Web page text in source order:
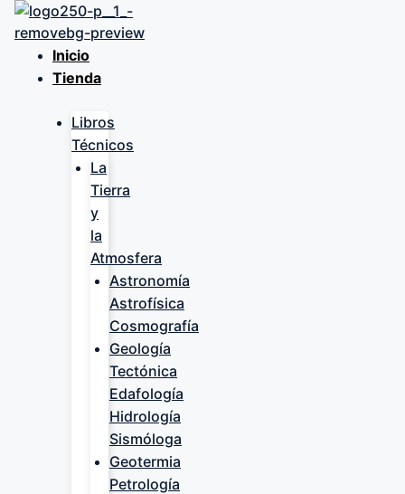
Saltar
contenidoInicio
Tienda
Libros
Técnicos
La
Tierra
y
la
Atmosfera
Astronomía
Astrofísica
Cosmografía
Geología
Tectónica
Edafología
Hidrología
Sismóloga
Geotermia
Petrología